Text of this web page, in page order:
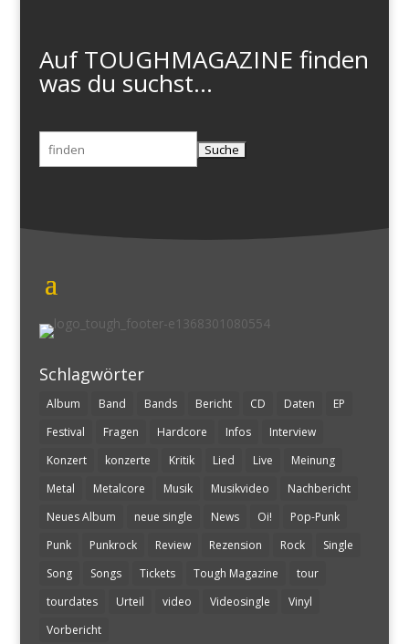
Auf TOUGHMAGAZINE finden
was du suchst...
Suchen
nach:
Schlagwörter
Album Band Bands Bericht CD Daten
EP
Festival
Fragen Hardcore Infos
Interview
Konzert
konzerte Kritik Lied Live
Meinung
Metal
Metalcore Musik Musikvideo
Nachbericht
Neues Album
neue single News Oi!
Pop-Punk
Punk
Punkrock Review Rezension Rock
Single
Song
Songs Tickets Tough Magazine
tour
tourdates
Urteil video Videosingle
Vinyl
Vorbericht